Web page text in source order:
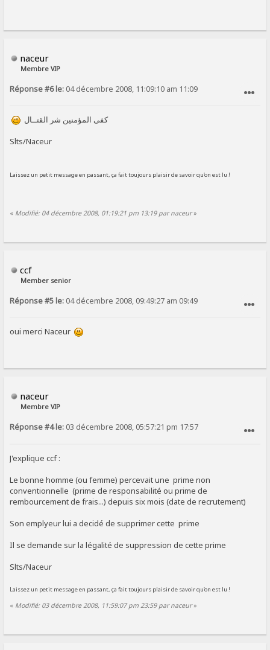
naceur
Membre VIP
Réponse #6 le: 04 décembre 2008, 11:09:10 am 11:09
كفى المؤمنين شر القتــال
Slts/Naceur
Laissez un petit message en passant, ça fait toujours plaisir de savoir qu'on est lu !
« Modifié: 04 décembre 2008, 01:19:21 pm 13:19 par naceur»
ccf
Member senior
Réponse #5 le: 04 décembre 2008, 09:49:27 am 09:49
oui merci Naceur
naceur
Membre VIP
Réponse #4 le: 03 décembre 2008, 05:57:21 pm 17:57
J'explique ccf :
Le bonne homme (ou femme) percevait une prime non
conventionnelle (prime de responsabilité ou prime de
rembourcement de frais...) depuis six mois (date de recrutement)
Son emplyeur lui a decidé de supprimer cette prime
Il se demande sur la légalité de suppression de cette prime
Slts/Naceur
Laissez un petit message en passant, ça fait toujours plaisir de savoir qu'on est lu !
« Modifié: 03 décembre 2008, 11:59:07 pm 23:59 par naceur»